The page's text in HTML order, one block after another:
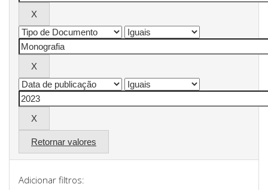
Retornar valores
Adicionar filtros: